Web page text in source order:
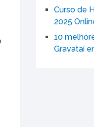
Curso de
2025
10
Gravataí